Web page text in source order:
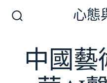
開
心態
中國藝